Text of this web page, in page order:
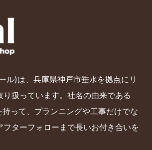
ル)は、兵庫県神戸市垂水を拠点にリ
り扱っています。社名の由来である
持って、プランニングや工事だけでな
フターフォローまで長いお付き合いを